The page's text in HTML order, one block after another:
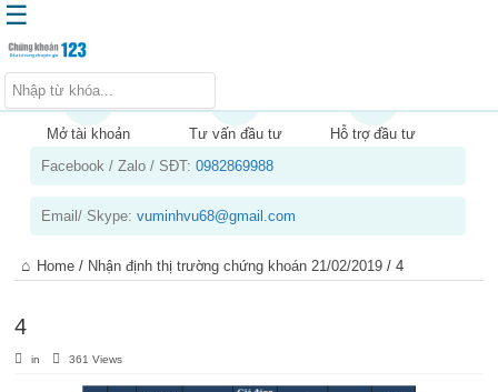
Trang chủ
Kiến thức chứng khoán
Kinh nghiệm đầu tư
Sản phẩm – dịch vụ
Chứng khoán phái sinh
☰
Mở tài khoản Tư vấn đầu tư
Hỗ trợ đầu tư
Facebook / Zalo / SĐT:0982869988
Email/ Skype:vuminhvu68@gmail.com
Home / Nhận định thị trường chứng khoán 21/02/2019 /4
4
in 361 Views